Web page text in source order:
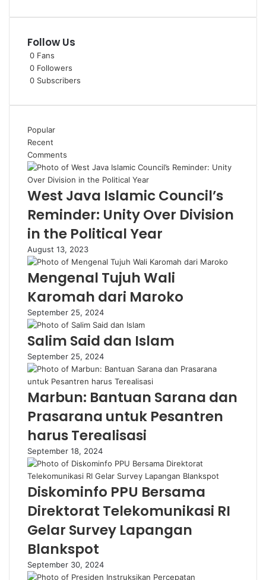
Follow Us
0 Fans
0 Followers
0 Subscribers
Popular
Recent
Comments
West Java Islamic Council’s
Reminder: Unity Over Division
in the Political Year
August 13, 2023
Mengenal Tujuh Wali
Karomah dari Maroko
September 25, 2024
Salim Said dan Islam
September 25, 2024
Marbun: Bantuan Sarana dan
Prasarana untuk Pesantren
harus Terealisasi
September 18, 2024
Diskominfo PPU Bersama
Direktorat Telekomunikasi RI
Gelar Survey Lapangan
Blankspot
September 30, 2024